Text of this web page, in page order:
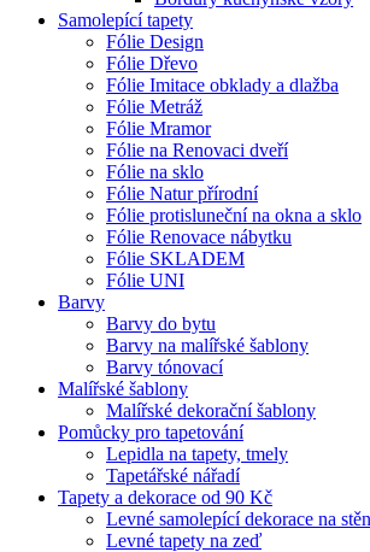
Samolepící tapety
Fólie Design
Fólie Dřevo
Fólie Imitace obklady a dlažba
Fólie Metráž
Fólie Mramor
Fólie na Renovaci dveří
Fólie na sklo
Fólie Natur přírodní
Fólie protisluneční na okna a sklo
Fólie Renovace nábytku
Fólie SKLADEM
Fólie UNI
Barvy
Barvy do bytu
Barvy na malířské šablony
Barvy tónovací
Malířské šablony
Malířské dekorační šablony
Pomůcky pro tapetování
Lepidla na tapety, tmely
Tapetářské nářadí
Tapety a dekorace od 90 Kč
Levné samolepící dekorace na
Levné tapety na zeď